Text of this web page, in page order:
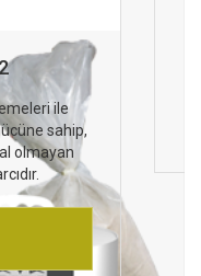
ile
sahip,
olmayan